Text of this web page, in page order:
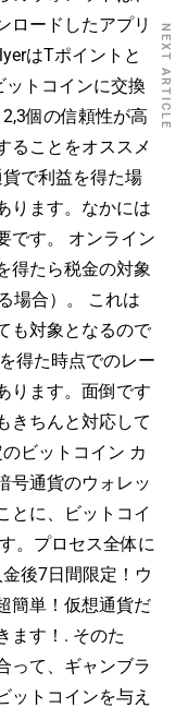
ロードしたアプリ
はTポイントと
トコインに交換
個の信頼性が高
ることをオススメ
で利益を得た場
ります。なかには
です。 オンライン
得たら税金の対象
場合）。 これは
も対象となるので
得た時点でのレー
ります。面倒です
きちんと対応して
ビットコイン カ
号通貨のウォレッ
とに、ビットコイ
。プロセス全体に
後7日間限定！ウ
簡単！仮想通貨だ
ます！. そのた
って、ギャンブラ
ットコインを与え
NEXT ARTICLE